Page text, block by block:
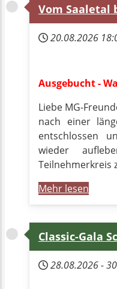
Vom Saaletal
20.08.2026
Ausgebucht -
Liebe MG-
nach einer
entschlossen
wieder
Teilnehmerkreis
Mehr lesen
Classic-Gala
28.08.2026-